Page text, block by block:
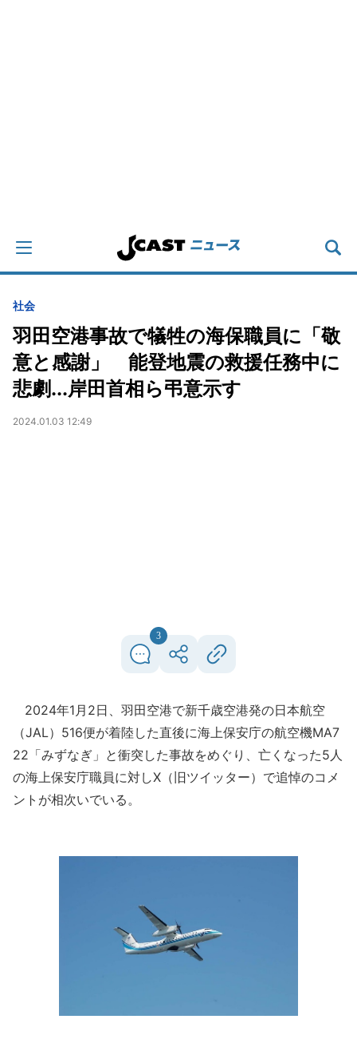
社会
羽田空港事故で犠牲の海保職員に「敬
意と感謝」 能登地震の救援任務中に
悲劇...岸田首相ら弔意示す
2024.01.03 12:49
3
2024年1月2日、羽田空港で新千歳空港発の日本航空
（JAL）516便が着陸した直後に海上保安庁の航空機MA7
22「みずなぎ」と衝突した事故をめぐり、亡くなった5人
の海上保安庁職員に対しX（旧ツイッター）で追悼のコメ
ントが相次いでいる。